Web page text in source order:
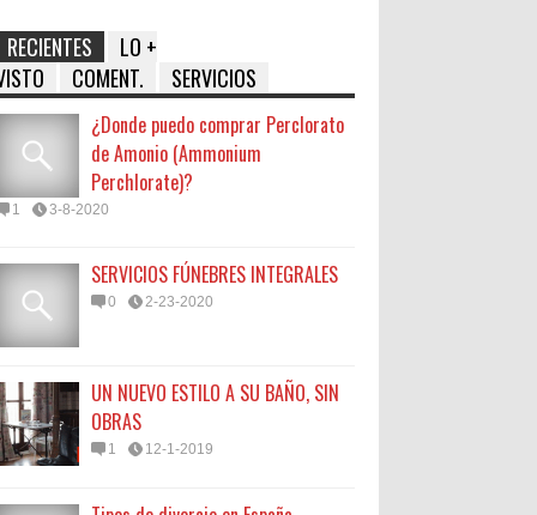
RECIENTES
LO +
COMENT. SERVICIOS
¿Donde puedo comprar Perclorato
de Amonio (Ammonium
Perchlorate)?
1 3-8-2020
SERVICIOS FÚNEBRES INTEGRALES
0 2-23-2020
UN NUEVO ESTILO A SU BAÑO, SIN
OBRAS
1 12-1-2019